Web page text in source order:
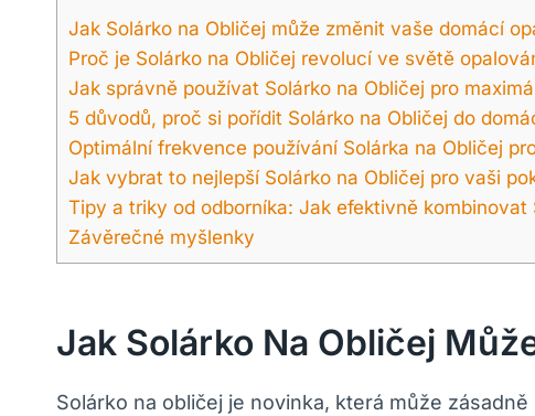
Jak Solárko na Obličej může změnit vaše domácí
Proč je Solárko na Obličej revolucí ve světě
Jak správně používat Solárko na Obličej pro
5 důvodů, proč si pořídit Solárko na Obličej do
Optimální frekvence používání Solárka na Obličej
Jak vybrat to nejlepší Solárko na Obličej pro vaši
Tipy a triky od odborníka: Jak efektivně
Závěrečné myšlenky
Jak Solárko Na Obličej
Solárko na obličej je novinka, která může